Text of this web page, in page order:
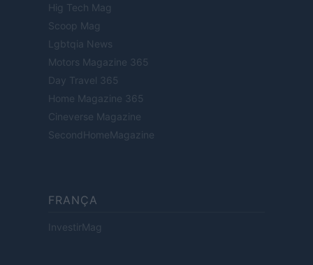
Hig Tech Mag
Scoop Mag
Lgbtqia News
Motors Magazine 365
Day Travel 365
Home Magazine 365
Cineverse Magazine
SecondHomeMagazine
FRANÇA
InvestirMag